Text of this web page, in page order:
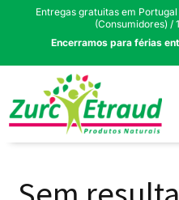
Entregas gratuitas em
(Consumidores) /
Encerramos para férias